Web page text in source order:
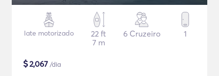
Iate motorizado
22 ft
7 m
6 Cruzeiro 1
$2,067 /dia